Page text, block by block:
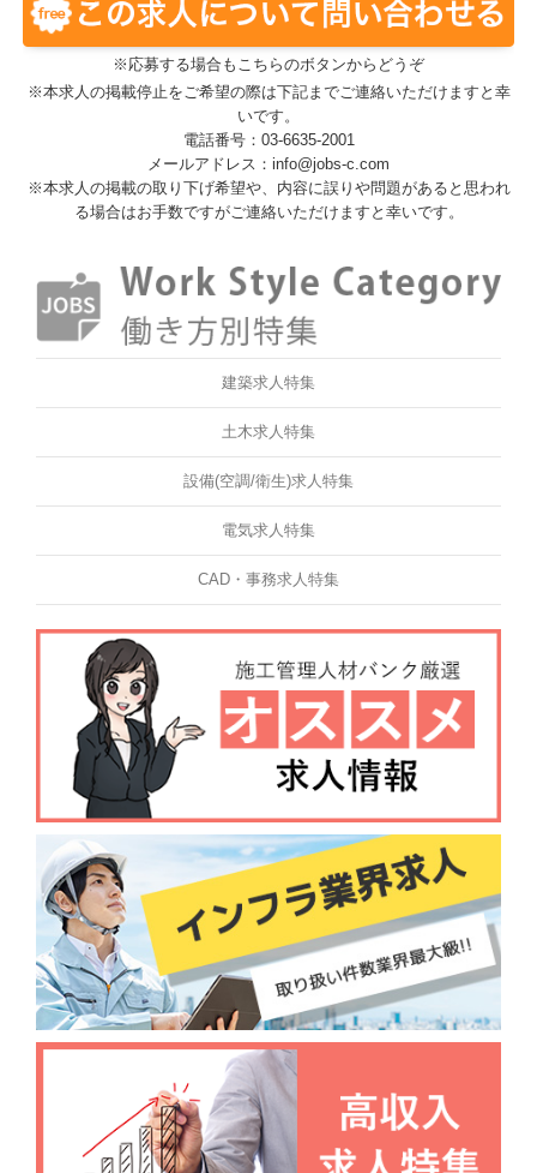
※応募する場合もこちらのボタンからどうぞ
※本求人の掲載停止をご希望の際は下記までご連絡いただけますと幸
いです。
電話番号：03-6635-2001
メールアドレス：info@jobs-c.com
※本求人の掲載の取り下げ希望や、内容に誤りや問題があると思われ
る場合はお手数ですがご連絡いただけますと幸いです。
建築求人特集
土木求人特集
設備(空調/衛生)求人特集
電気求人特集
CAD・事務求人特集